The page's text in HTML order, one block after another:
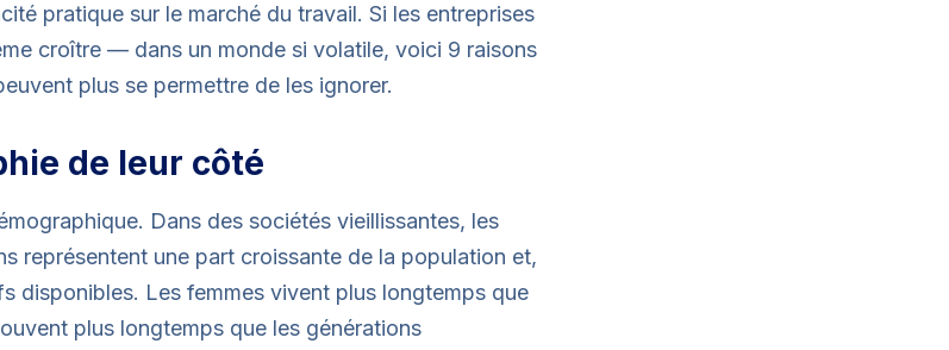
pratique sur le marché du travail. Si les entreprises
croître — dans un monde si volatile, voici 9 raisons
plus se permettre de les ignorer.
de leur côté
Dans des sociétés vieillissantes, les
représentent une part croissante de la population et,
disponibles. Les femmes vivent plus longtemps que
plus longtemps que les générations